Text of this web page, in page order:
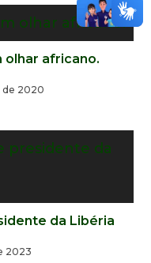
olhar africano.
de 2020
da Libéria
2023